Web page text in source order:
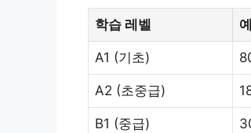
학습 레벨
A1 (기초)
A2 (초중급)
B1 (중급)